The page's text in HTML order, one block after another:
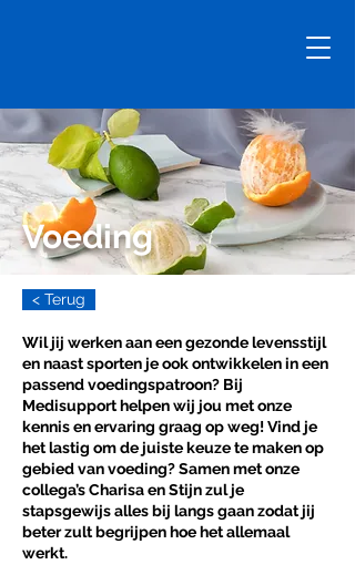
Voeding
< Terug
Wil jij werken aan een gezonde levensstijl
en naast sporten je ook ontwikkelen in een
passend voedingspatroon? Bij
Medisupport helpen wij jou met onze
kennis en ervaring graag op weg! Vind je
het lastig om de juiste keuze te maken op
gebied van voeding? Samen met onze
collega’s Charisa en Stijn zul je
stapsgewijs alles bij langs gaan zodat jij
beter zult begrijpen hoe het allemaal
werkt.